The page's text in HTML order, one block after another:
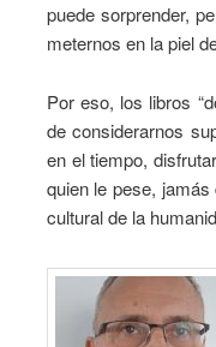
puede sorprender,
meternos en la piel
Por eso, los libros
de considerarnos
en el tiempo,
quien le pese,
cultural de la